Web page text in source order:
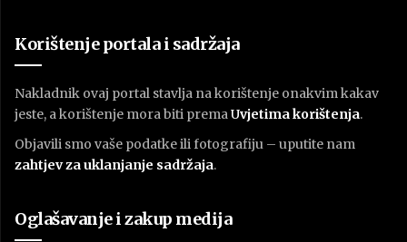
Korištenje portala i sadržaja
Nakladnik ovaj portal stavlja na korištenje onakvim kakav
jeste, a korištenje mora biti premaUvjetima korištenja.
Objavili smo vaše podatke ili fotografiju – uputite nam
zahtjev za uklanjanje sadržaja.
Oglašavanje i zakup medija